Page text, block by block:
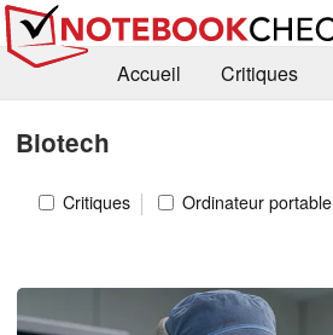
Accueil Critiques
Biotech
Critiques Ordinateur portable